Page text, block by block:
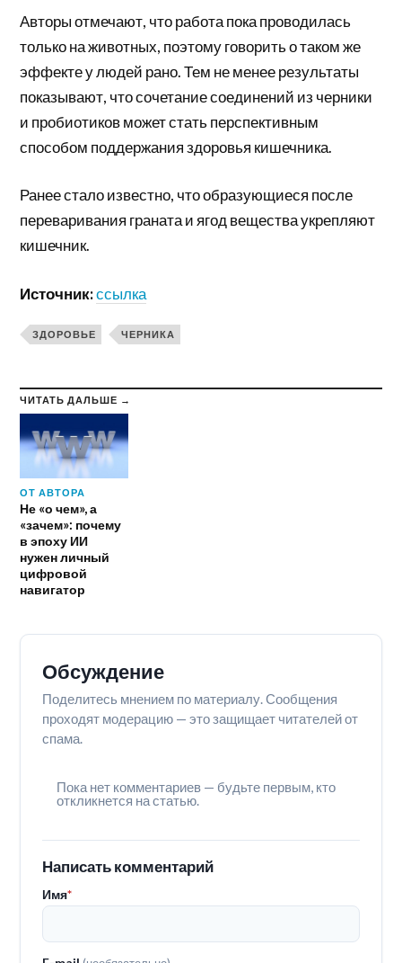
Авторы отмечают, что работа пока проводилась
только на животных, поэтому говорить о таком же
эффекте у людей рано. Тем не менее результаты
показывают, что сочетание соединений из черники
и пробиотиков может стать перспективным
способом поддержания здоровья кишечника.
Ранее стало известно, что образующиеся после
переваривания граната и ягод вещества укрепляют
кишечник.
Источник:ссылка
ЗДОРОВЬЕ ЧЕРНИКА
ЧИТАТЬ ДАЛЬШЕ →
ОТ АВТОРА
Не «о чем», а
«зачем»: почему
в эпоху ИИ
нужен личный
цифровой
навигатор
Обсуждение
Поделитесь мнением по материалу. Сообщения
проходят модерацию — это защищает читателей от
спама.
Пока нет комментариев — будьте первым, кто
откликнется на статью.
Написать комментарий
Имя*